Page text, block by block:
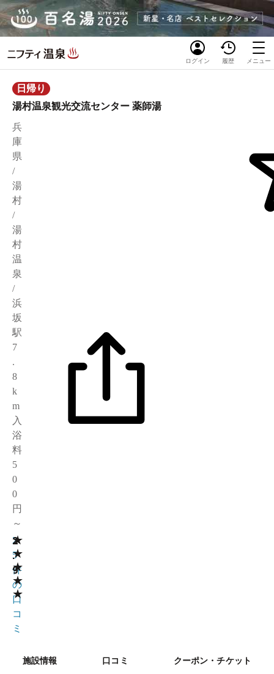
ログイン 履歴 メニュー
日帰り
湯村温泉観光交流センター 薬師湯
兵
庫
県
/
湯
村
/
湯
村
温
泉
/
浜
坂
駅
7
.
8
k
m
入
浴
料
5
0
0
円
～
★
★
★
★
★
2
.
9
2
5
件
の
口
コ
ミ
施設情報 口コミ クーポン・チケット